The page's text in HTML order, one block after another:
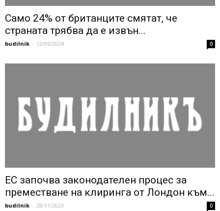
Само 24% от британците смятат, че
страната трябва да е извън...
budilnik - 12/06/2024 0
ЕС започва законодателен процес за
преместване на клиринга от Лондон към...
budilnik - 28/11/2023 0